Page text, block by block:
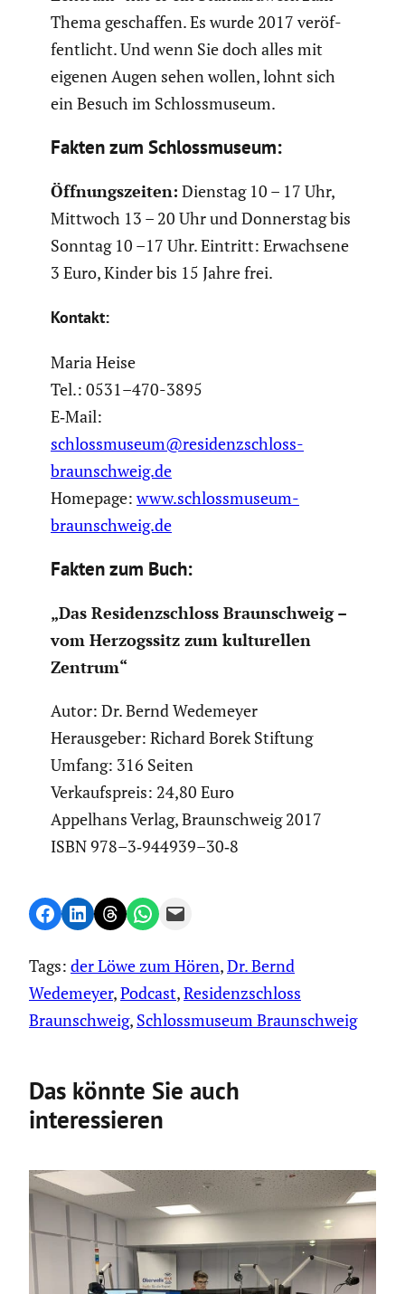
Thema geschaffen. Es wurde 2017 veröf­
fent­licht. Und wenn Sie doch alles mit
eigenen Augen sehen wollen, lohnt sich
ein Besuch im Schloss­mu­seum.
Fakten zum Schloss­mu­seum:
Öffnungs­zeiten: Dienstag 10 – 17 Uhr,
Mittwoch 13 – 20 Uhr und Donnerstag bis
Sonntag 10 –17 Uhr. Eintritt: Erwach­sene
3 Euro, Kinder bis 15 Jahre frei.
Kontakt:
Maria Heise
Tel.: 0531–470-3895
E‑Mail:
schlossmuseum@residenzschloss-
braunschweig.de
Homepage:www.schlossmuseum-
braunschweig.de
Fakten zum Buch:
„Das Residenz­schloss Braun­schweig –
vom Herzogs­sitz zum kultu­rellen
Zentrum“
Autor: Dr. Bernd Wedemeyer
Heraus­geber: Richard Borek Stiftung
Umfang: 316 Seiten
Verkaufs­preis: 24,80 Euro
Appelhans Verlag, Braun­schweig 2017
ISBN 978–3‑944939–30‑8
Share on Facebook
Share on LinkedIn
Share on Threads
Share on WhatsApp
Email this Page
Tags: der Löwe zum Hören, Dr. Bernd
Wedemeyer, Podcast, Residenzschloss
Braunschweig, Schlossmuseum Braunschweig
Das könnte Sie auch
interessieren